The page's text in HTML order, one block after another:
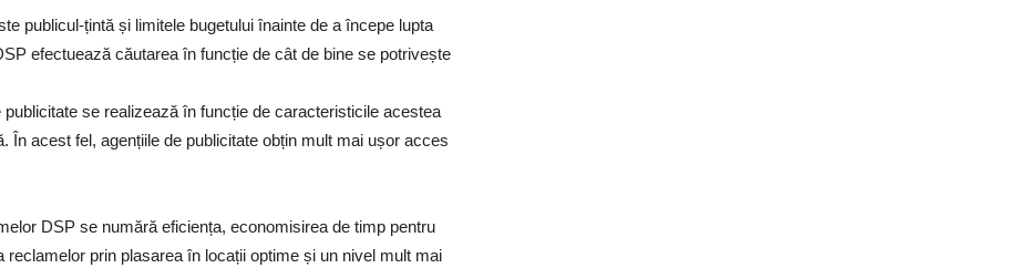
publicul-țintă și limitele bugetului înainte de a începe lupta
efectuează căutarea în funcție de cât de bine se potrivește
se realizează în funcție de caracteristicile acestea
În acest fel, agențiile de publicitate obțin mult mai ușor acces
DSP se numără eficiența, economisirea de timp pentru
prin plasarea în locații optime și un nivel mult mai